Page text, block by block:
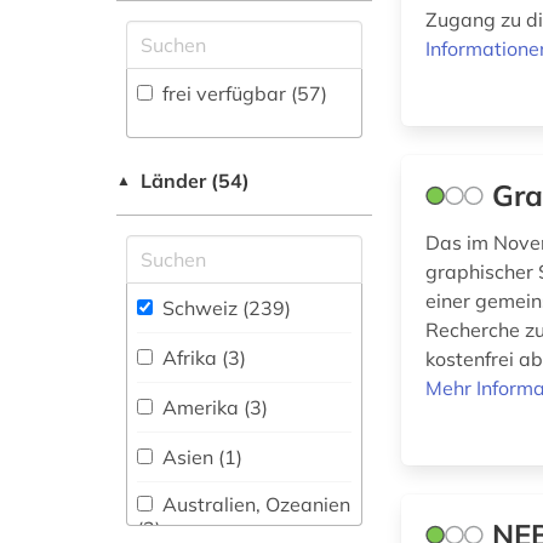
(15)
Natur- und
Umweltschutz (4)
Asienwissenschaften
Pädagogik (0)
Philosophie (2)
Physik (2)
Politologie (7)
Psychologie (2)
Rechtswissenschaft
(51)
bern (4)
berufe (1)
besonderer teil (1)
bestand (1)
bezeichnung (1)
bibliografie (8)
2009 (1)
bibliothek (1)
bibliotheksbestand
(2)
Zugriff vor Ort
frei verfügbar (57)
▲ Länder (54)
Schweiz (239)
Afrika (3)
Amerika (3)
Asien (1)
Australien, Ozeanien
(2)
Zugang zu
Das im
graphischer
einer
Recherche
kostenfrei
Mehr